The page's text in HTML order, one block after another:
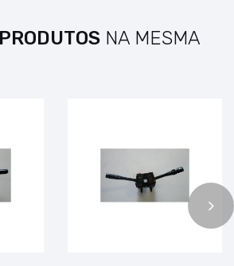
NA MESMA